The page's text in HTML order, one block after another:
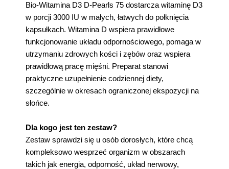
Bio-Witamina D3 D-Pearls 75 dostarcza witaminę D3
w porcji 3000 IU w małych, łatwych do połknięcia
kapsułkach. Witamina D wspiera prawidłowe
funkcjonowanie układu odpornościowego, pomaga w
utrzymaniu zdrowych kości i zębów oraz wspiera
prawidłową pracę mięśni. Preparat stanowi
praktyczne uzupełnienie codziennej diety,
szczególnie w okresach ograniczonej ekspozycji na
słońce.
Dla kogo jest ten zestaw?
Zestaw sprawdzi się u osób dorosłych, które chcą
kompleksowo wesprzeć organizm w obszarach
takich jak energia, odporność, układ nerwowy,